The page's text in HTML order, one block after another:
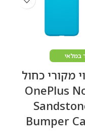
במלאי
מקורי כחול
OnePlus
Bumper